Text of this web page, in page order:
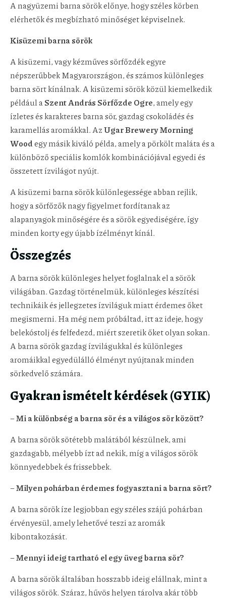
A nagyüzemi barna sörök előnye, hogy széles körben
elérhetők és megbízható minőséget képviselnek.
Kisüzemi barna sörök
A kisüzemi, vagy kézműves sörfőzdék egyre
népszerűbbek Magyarországon, és számos különleges
barna sört kínálnak. A kisüzemi sörök közül kiemelkedik
például aSzent András Sörfőzde Ogre, amely egy
ízletes és karakteres barna sör, gazdag csokoládés és
karamellás aromákkal. AzUgar Brewery Morning
Woodegy másik kiváló példa, amely a pörkölt maláta és a
különböző speciális komlók kombinációjával egyedi és
összetett ízvilágot nyújt.
A kisüzemi barna sörök különlegessége abban rejlik,
hogy a sörfőzők nagy figyelmet fordítanak az
alapanyagok minőségére és a sörök egyediségére, így
minden korty egy újabb ízélményt kínál.
Összegzés
A barna sörök különleges helyet foglalnak el a sörök
világában. Gazdag történelmük, különleges készítési
technikáik és jellegzetes ízviláguk miatt érdemes őket
megismerni. Ha még nem próbáltad, itt az ideje, hogy
belekóstolj és felfedezd, miért szeretik őket olyan sokan.
A barna sörök gazdag ízvilágukkal és különleges
aromáikkal egyedülálló élményt nyújtanak minden
sörkedvelő számára.
Gyakran ismételt kérdések (GYIK)
–Mi a különbség a barna sör és a világos sör között?
A barna sörök sötétebb malátából készülnek, ami
gazdagabb, mélyebb ízt ad nekik, míg a világos sörök
könnyedebbek és frissebbek.
–Milyen pohárban érdemes fogyasztani a barna sört?
A barna sörök íze legjobban egy széles szájú pohárban
érvényesül, amely lehetővé teszi az aromák
kibontakozását.
–Mennyi ideig tartható el egy üveg barna sör?
A barna sörök általában hosszabb ideig elállnak, mint a
világos sörök. Száraz, hűvös helyen tárolva akár több